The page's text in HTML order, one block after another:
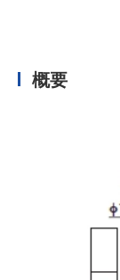
概要